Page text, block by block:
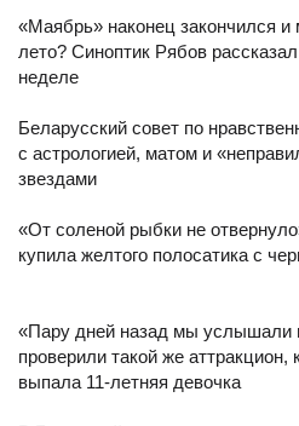
«Маябрь» наконец закончился
лето? Синоптик Рябов
неделе
Беларусский совет по
с астрологией, матом и
звездами
«От соленой рыбки не
купила желтого полосатика с
«Пару дней назад мы услышали
проверили такой же аттракцион,
выпала 11-летняя девочка